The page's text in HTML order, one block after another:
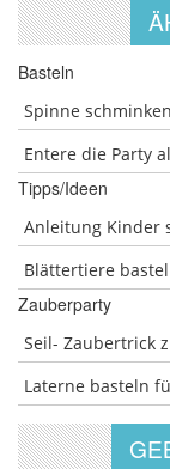
Basteln
Spinne schminken
Entere die Party
Tipps/Ideen
Anleitung Kinder
Blättertiere
Zauberparty
Seil- Zaubertrick
Laterne basteln